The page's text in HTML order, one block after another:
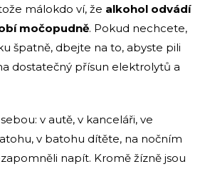
málokdo ví, že alkohol odvádí
močopudně. Pokud nechcete,
špatně, dbejte na to, abyste pili
dostatečný přísun elektrolytů a
v autě, v kanceláři, ve
v batohu dítěte, na nočním
napít. Kromě žízně jsou